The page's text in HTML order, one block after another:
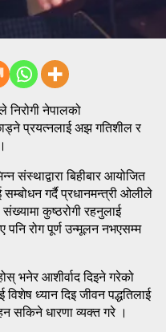
निरोगी नेपालको
प्रयत्नलाई अझ गतिशील र
संस्थाद्वारा बिहीबार आयोजित
गर्दै प्रधानमन्त्री ओलीले
कुष्ठरोगी रहनुलाई
रोग पूर्ण उन्मूलन नभएसम्म
भनेर आशीर्वाद दिइने गरेको
ध्यान दिइ जीवन पद्धतिलाई
सकिने धारणा व्यक्त गरे ।